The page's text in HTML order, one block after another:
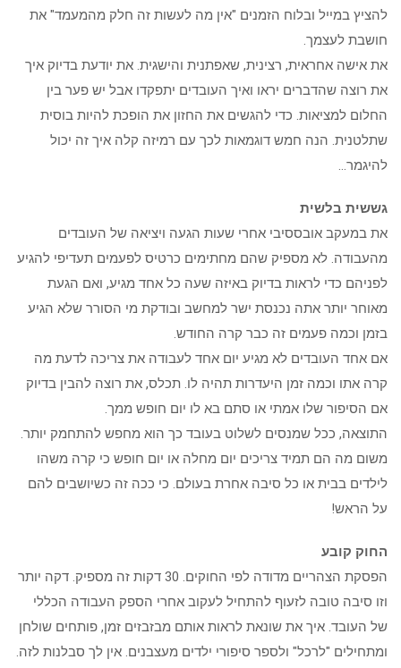
להציץ במייל ובלוח הזמנים "אין מה לעשות זה חלק מהמעמד" את
חושבת לעצמך.
את אישה אחראית, רצינית, שאפתנית והישגית. את יודעת בדיוק איך
את רוצה שהדברים יראו ואיך העובדים יתפקדו אבל יש פער בין
החלום למציאות. כדי להגשים את החזון את הופכת להיות בוסית
שתלטנית. הנה חמש דוגמאות לכך עם רמיזה קלה איך זה יכול
להיגמר…
גששית בלשית
את במעקב אובססיבי אחרי שעות הגעה ויציאה של העובדים
מהעבודה. לא מספיק שהם מחתימים כרטיס לפעמים תעדיפי להגיע
לפניהם כדי לראות בדיוק באיזה שעה כל אחד מגיע, ואם הגעת
מאוחר יותר אתה נכנסת ישר למחשב ובודקת מי הסורר שלא הגיע
בזמן וכמה פעמים זה כבר קרה החודש.
אם אחד העובדים לא מגיע יום אחד לעבודה את צריכה לדעת מה
קרה אתו וכמה זמן היעדרות תהיה לו. תכלס, את רוצה להבין בדיוק
אם הסיפור שלו אמתי או סתם בא לו יום חופש ממך.
התוצאה, ככל שמנסים לשלוט בעובד כך הוא מחפש להתחמק יותר.
משום מה הם תמיד צריכים יום מחלה או יום חופש כי קרה משהו
לילדים בבית או כל סיבה אחרת בעולם. כי ככה זה כשיושבים להם
על הראש!
החוק קובע
הפסקת הצהריים מדודה לפי החוקים. 30 דקות זה מספיק. דקה יותר
וזו סיבה טובה לזעוף להתחיל לעקוב אחרי הספק העבודה הכללי
של העובד. איך את שונאת לראות אותם מבזבזים זמן, פותחים שולחן
ומתחילים "לרכל" ולספר סיפורי ילדים מעצבנים. אין לך סבלנות לזה.